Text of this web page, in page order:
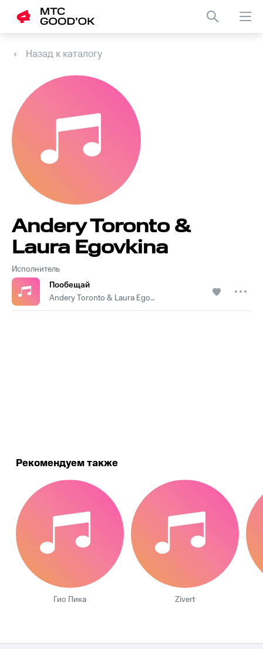
Назад к каталогу
Исполнитель
Andery Toronto &
Laura Egovkina
Пообещай
Andery Toronto & Laura Egovkina
Рекомендуем также
Гио Пика Zivert